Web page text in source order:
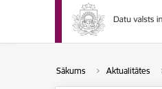
Sākums Aktualitātes